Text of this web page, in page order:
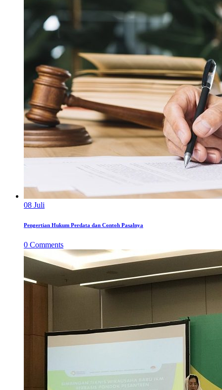
08 Juli
Pengertian Hukum Perdata dan Contoh Pasalnya
0 Comments